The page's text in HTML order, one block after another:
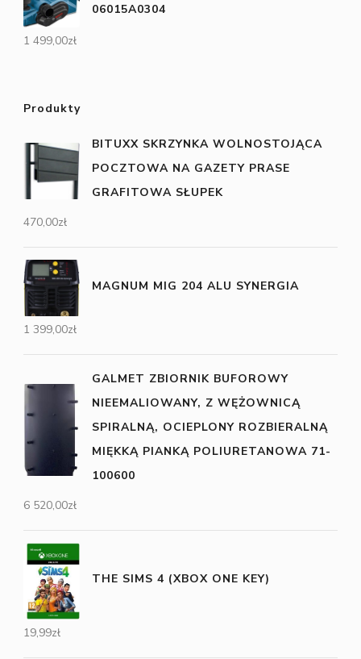
06015A0304
1 499,00zł
Produkty
BITUXX SKRZYNKA WOLNOSTOJĄCA
POCZTOWA NA GAZETY PRASE
GRAFITOWA SŁUPEK
470,00zł
MAGNUM MIG 204 ALU SYNERGIA
1 399,00zł
GALMET ZBIORNIK BUFOROWY
NIEEMALIOWANY, Z WĘŻOWNICĄ
SPIRALNĄ, OCIEPLONY ROZBIERALNĄ
MIĘKKĄ PIANKĄ POLIURETANOWA 71-
100600
6 520,00zł
THE SIMS 4 (XBOX ONE KEY)
19,99zł